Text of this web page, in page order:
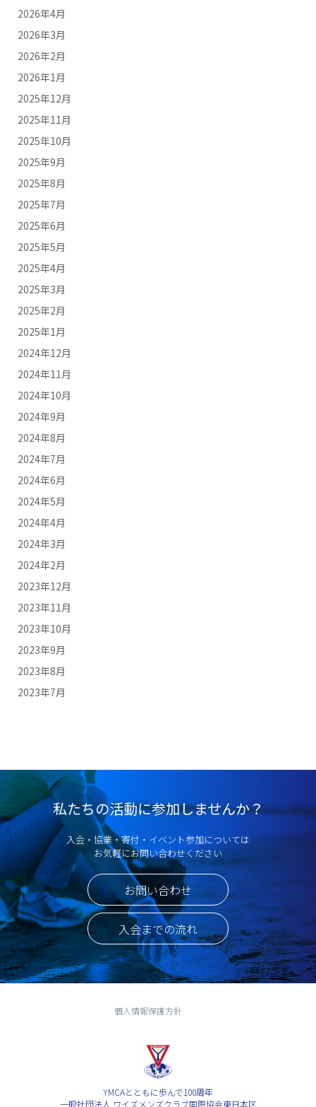
2026年4月
2026年3月
2026年2月
2026年1月
2025年12月
2025年11月
2025年10月
2025年9月
2025年8月
2025年7月
2025年6月
2025年5月
2025年4月
2025年3月
2025年2月
2025年1月
2024年12月
2024年11月
2024年10月
2024年9月
2024年8月
2024年7月
2024年6月
2024年5月
2024年4月
2024年3月
2024年2月
2023年12月
2023年11月
2023年10月
2023年9月
2023年8月
2023年7月
私たちの活動に参加しませんか？
入会・協業・寄付・イベント参加については
お気軽にお問い合わせください
お問い合わせ
入会までの流れ
個人情報保護方針
YMCAとともに歩んで100周年
一般社団法人 ワイズメンズクラブ国際協会東日本区